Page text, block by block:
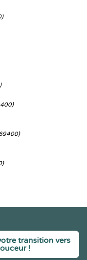
transition vers
!